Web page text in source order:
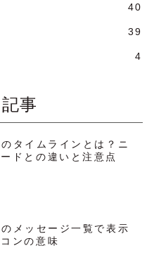
40
39
4
事
タイムラインとは？ニ
ドとの違いと注意点
メッセージ一覧で表示
ンの意味